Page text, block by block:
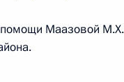
пункта 2 перечня
Маазовой М.Х.